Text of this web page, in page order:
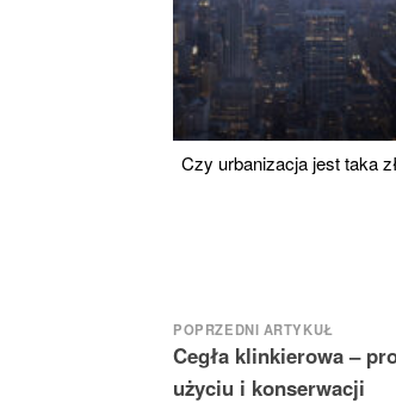
Czy urbanizacja jest taka
Nawigacja
wpisu
POPRZEDNI ARTYKUŁ
Cegła klinkierowa –
użyciu i konserwacji